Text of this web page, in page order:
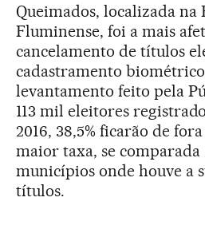
Queimados, localizada na
Fluminense, foi a mais
cancelamento de títulos
cadastramento
levantamento feito pela
113 mil eleitores
2016, 38,5% ficarão de
maior taxa, se comparada
municípios onde houve a
títulos.